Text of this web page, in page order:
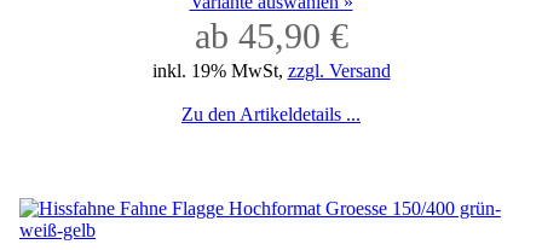
ab 45,90 €
inkl. 19% MwSt, zzgl. Versand
Zu den Artikeldetails ...